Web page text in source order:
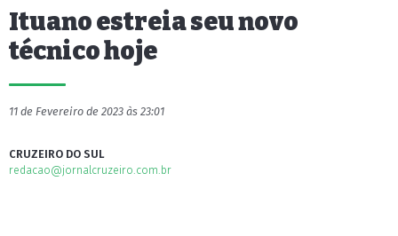
Ituano estreia seu novo
técnico hoje
11 de Fevereiro de 2023 às 23:01
CRUZEIRO DO SUL
redacao@jornalcruzeiro.com.br